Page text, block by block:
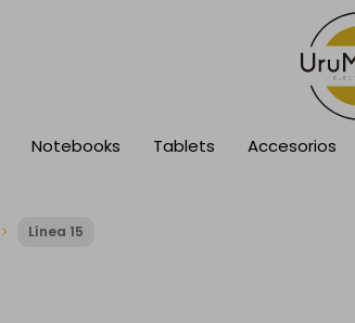
Notebooks Tablets Accesorios
Línea 15